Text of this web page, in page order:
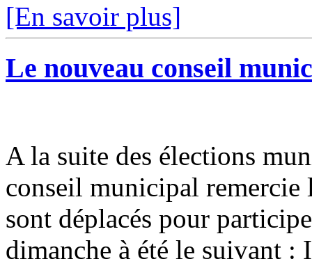
[En savoir plus]
Le nouveau conseil
A la suite des élections
conseil municipal remercie
sont déplacés pour
dimanche à été le suivant :